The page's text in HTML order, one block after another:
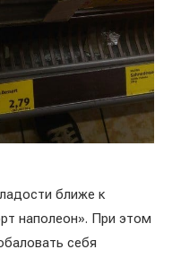
ближе к
наполеон». При этом
себя